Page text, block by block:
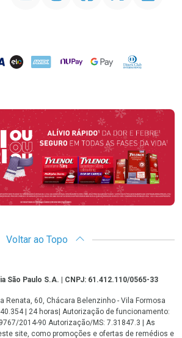
ELO AMEX NuPay Google PayDiners Club
Destaque
Voltar ao Topo
São Paulo S.A. | CNPJ: 61.412.110/0565-33
Renata, 60, Chácara Belenzinho - Vila Formosa
| 24 horas| Autorização de funcionamento:
2014-90 Autorização/MS: 7.31847.3 | As
site, como promoções e ofertas de remédios e